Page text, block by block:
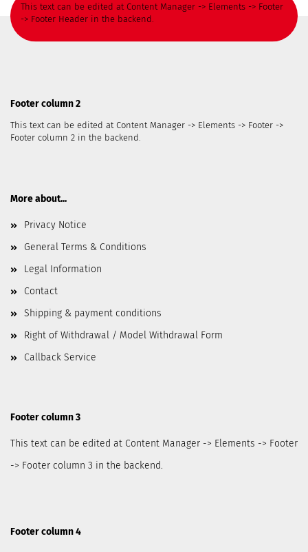
This text can be edited at Content Manager -> Elements -> Footer
-> Footer Header in the backend.
Footer column 2
This text can be edited at Content Manager -> Elements -> Footer ->
Footer column 2 in the backend.
More about...
Privacy Notice
General Terms & Conditions
Legal Information
Contact
Shipping & payment conditions
Right of Withdrawal / Model Withdrawal Form
Callback Service
Footer column 3
This text can be edited at Content Manager -> Elements -> Footer
-> Footer column 3 in the backend.
Footer column 4